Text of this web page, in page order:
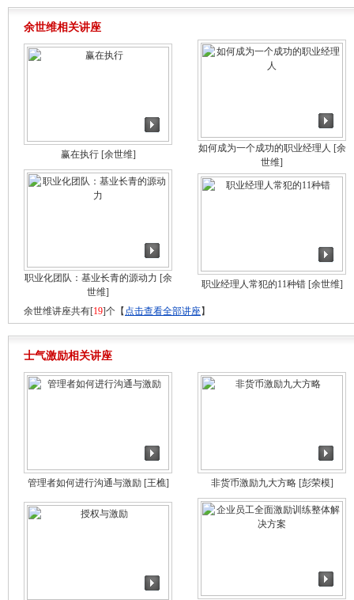
余世维相关讲座
赢在执行[余世维]
如何成为一个成功的职业经理人 [余
世维]
职业化团队：基业长青的源动力 [余
世维]
职业经理人常犯的11种错[余世维]
余世维讲座共有[19]个【 点击查看全部讲座】
士气激励相关讲座
管理者如何进行沟通与激励[王樵] 非货币激励九大方略[彭荣模]